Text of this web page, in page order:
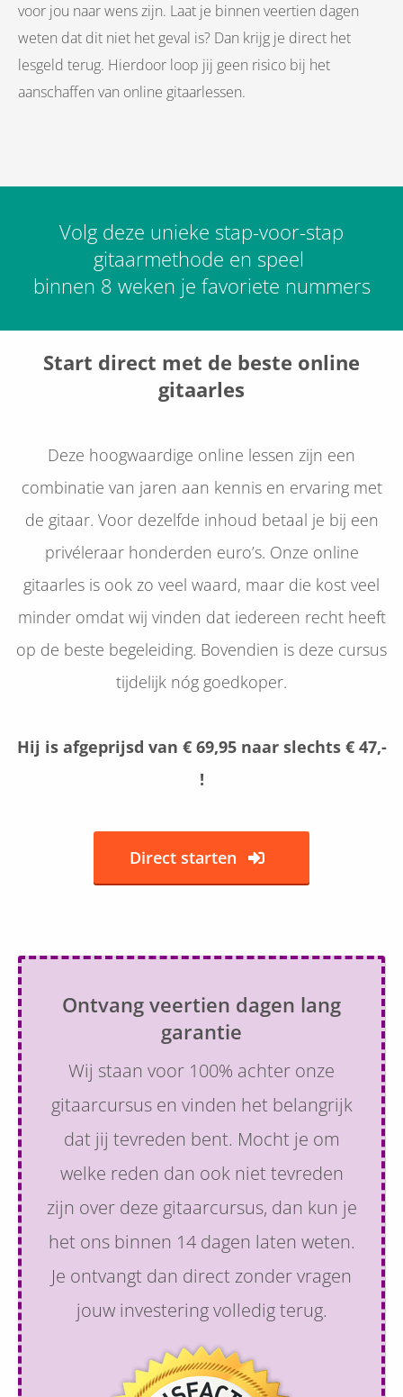
voor jou naar wens zijn. Laat je binnen veertien dagen
weten dat dit niet het geval is? Dan krijg je direct het
lesgeld terug. Hierdoor loop jij geen risico bij het
aanschaffen van online gitaarlessen.
Volg deze unieke stap-voor-stap
gitaarmethode en speel
binnen 8 weken je favoriete nummers
Start direct met de beste online
gitaarles
Deze hoogwaardige online lessen zijn een
combinatie van jaren aan kennis en ervaring met
de gitaar. Voor dezelfde inhoud betaal je bij een
privéleraar honderden euro’s. Onze online
gitaarles is ook zo veel waard, maar die kost veel
minder omdat wij vinden dat iedereen recht heeft
op de beste begeleiding. Bovendien is deze cursus
tijdelijk nóg goedkoper.
Hij is afgeprijsd van € 69,95 naar slechts € 47,-
!
Direct starten
Ontvang veertien dagen lang
garantie
Wij staan voor 100% achter onze
gitaarcursus en vinden het belangrijk
dat jij tevreden bent. Mocht je om
welke reden dan ook niet tevreden
zijn over deze gitaarcursus, dan kun je
het ons binnen 14 dagen laten weten.
Je ontvangt dan direct zonder vragen
jouw investering volledig terug.